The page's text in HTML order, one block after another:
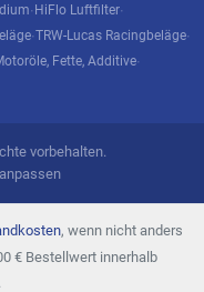
· HiFlo Luftfilter·
·TRW-Lucas Racingbeläge·
Fette, Additive·
vorbehalten.
, wenn nicht anders
€ Bestellwert innerhalb